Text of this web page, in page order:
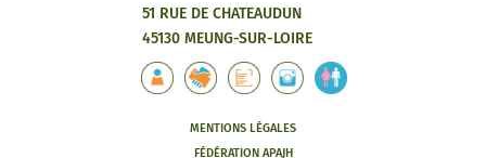
51 RUE DE CHATEAUDUN
45130 MEUNG-SUR-LOIRE
MENTIONS LÉGALES
FÉDÉRATION APAJH